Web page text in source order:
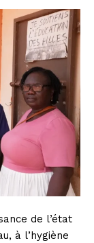
de l’état
à l’hygiène